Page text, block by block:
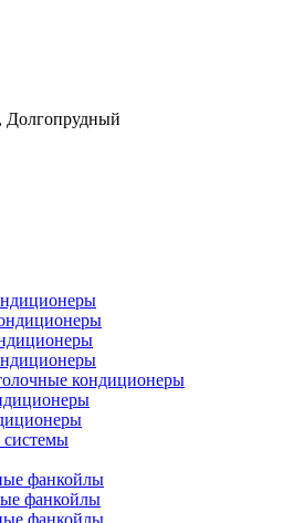
Долгопрудный
кондиционеры
системы
фанкойлы
фанкойлы
фанкойлы